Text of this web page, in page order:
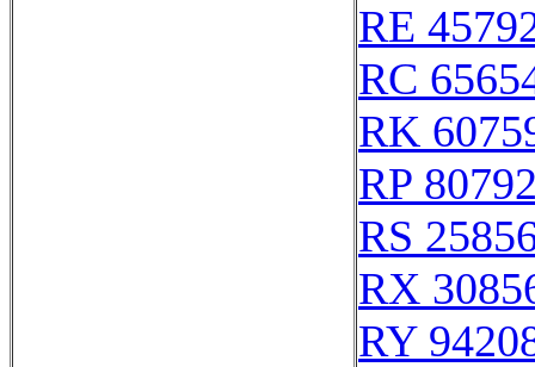
RE
RC
RK
RP
RS
RX
RY